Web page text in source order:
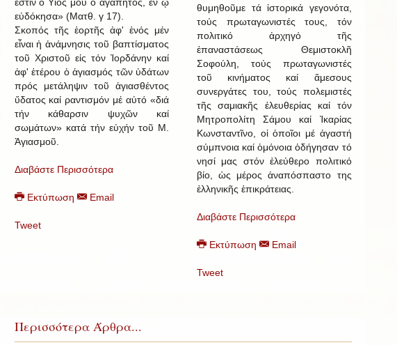
εὐδόκησα» (Ματθ. γ 17).
Σκοπός τῆς ἑορτῆς ἀφ' ἑνός μέν
εἶναι ἡ ἀνάμνησις τοῦ βαπτίσματος
τοῦ Χριστοῦ εἰς τόν Ἰορδάνην καί
ἀφ' ἑτέρου ὁ ἁγιασμός τῶν ὑδάτων
πρός μετάληψιν τοῦ ἁγιασθέντος
ὕδατος καί ραντισμόν μέ αὐτό «διά
τήν κάθαρσιν ψυχῶν καί
σωμάτων» κατά τήν εὐχήν τοῦ Μ.
Ἁγιασμοῦ.
Διαβάστε Περισσότερα
Εκτύπωση Email
Tweet
θυμηθοῦμε τά ἱστορικά γεγονότα,
τούς πρωταγωνιστές τους, τόν
πολιτικό ἀρχηγό τῆς
ἐπαναστάσεως Θεμιστοκλῆ
Σοφούλη, τούς πρωταγωνιστές
τοῦ κινήματος καί ἄμεσους
συνεργάτες του, τούς πολεμιστές
τῆς σαμιακῆς ἐλευθερίας καί τόν
Μητροπολίτη Σάμου καί Ἰκαρίας
Κωνσταντῖνο, οἱ ὁποῖοι μέ ἀγαστή
σύμπνοια καί ὁμόνοια ὁδήγησαν τό
νησί μας στόν ἐλεύθερο πολιτικό
βίο, ὡς μέρος ἀναπόσπαστο της
ἑλληνικῆς ἐπικράτειας.
Διαβάστε Περισσότερα
Εκτύπωση Email
Tweet
Περισσότερα Άρθρα...